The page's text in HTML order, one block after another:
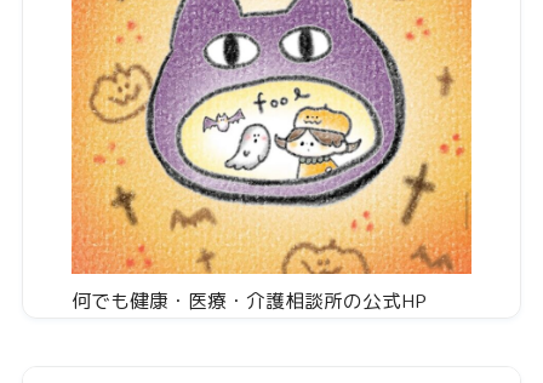
何でも健康・医療・介護相談所の公式HP